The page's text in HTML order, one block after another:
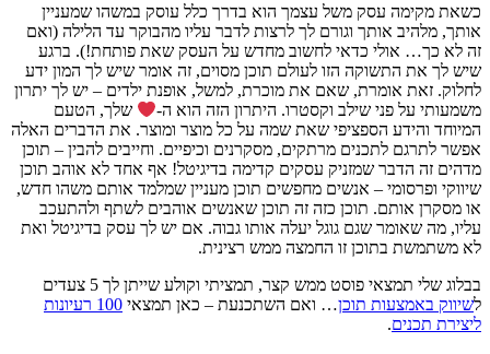
כשאת מקימה עסק משל עצמך הוא בדרך כלל עוסק במשהו שמעניין
אותך, מלהיב אותך וגורם לך לרצות לדבר עליו מהבוקר עד הלילה (ואם
זה לא כך… אולי כדאי לחשוב מחדש על העסק שאת פותחת!). ברגע
שיש לך את התשוקה הזו לעולם תוכן מסוים, זה אומר שיש לך המון ידע
לחלוק. זאת אומרת, שאם את מוכרת, למשל, אופנת ילדים – יש לך יתרון
משמעותי על פני שילב וקסטרו. היתרון הזה הוא ה-
שלך, הטעם
המיוחד והידע הספציפי שאת שמה על כל מוצר ומוצר. את הדברים האלה
אפשר לתרגם לתכנים מרתקים, מסקרנים וכיפיים. וחייבים להבין – תוכן
מדהים זה הדבר שמזניק עסקים קדימה בדיגיטל! אף אחד לא אוהב תוכן
שיווקי ופרסומי – אנשים מחפשים תוכן מעניין שמלמד אותם משהו חדש,
או מסקרן אותם. תוכן כזה זה תוכן שאנשים אוהבים לשתף ולהתעכב
עליו, מה שאומר שגם גוגל יעלה אותו גבוה. אם יש לך עסק בדיגיטל ואת
לא משתמשת בתוכן זו החמצה ממש רצינית.
בבלוג שלי תמצאי פוסט ממש קצר, תמציתי וקולע שייתן לך 5 צעדים
לשיווק באמצעות תוכן… ואם השתכנעת – כאן תמצאי
100 רעיונות
ליצירת תכנים.